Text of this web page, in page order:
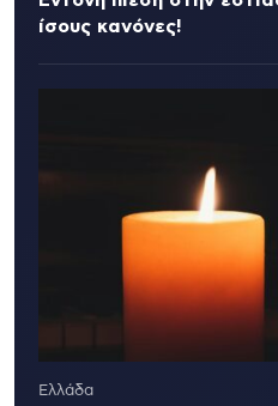
ίσους κανόνες!
Ελλάδα